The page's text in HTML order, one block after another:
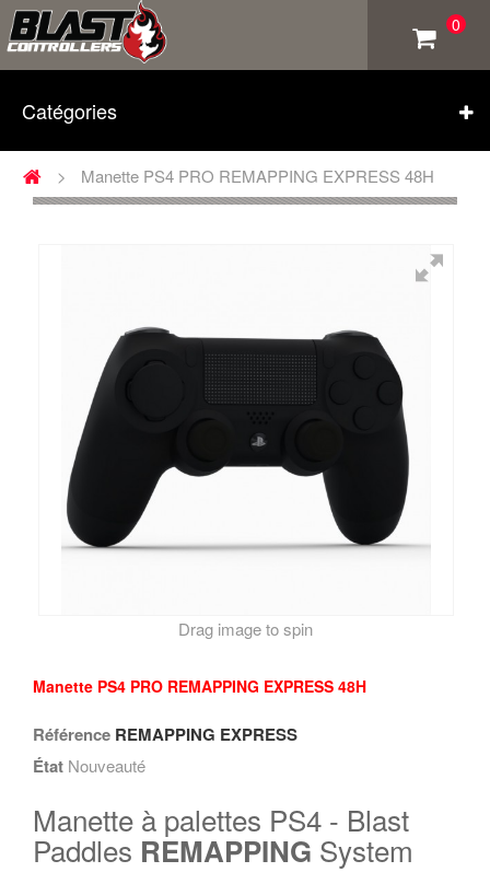
Catégories
0
> Manette PS4 PRO REMAPPING EXPRESS 48H
Drag image to spin
Manette PS4 PRO REMAPPING EXPRESS 48H
Référence REMAPPING EXPRESS
État Nouveauté
Manette à palettes PS4 - Blast
Paddles REMAPPING System